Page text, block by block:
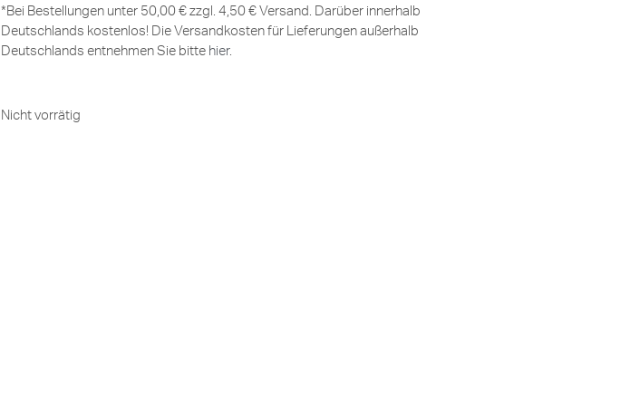
*Bei Bestellungen unter 50,00 € zzgl. 4,50 € Versand. Darüber innerhalb
Deutschlands kostenlos! Die Versandkosten für Lieferungen außerhalb
Deutschlands entnehmen Sie bitte hier.
Nicht vorrätig